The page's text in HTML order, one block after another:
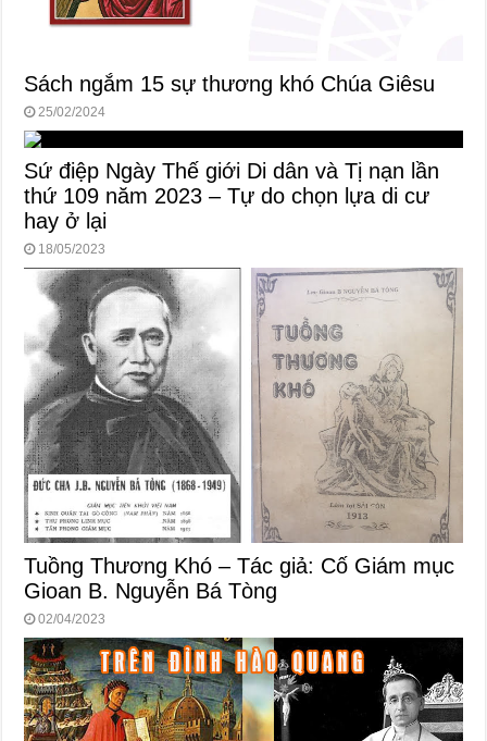
Sách ngắm 15 sự thương khó Chúa Giêsu
25/02/2024
Sứ điệp Ngày Thế giới Di dân và Tị nạn lần
thứ 109 năm 2023 – Tự do chọn lựa di cư
hay ở lại
18/05/2023
Tuồng Thương Khó – Tác giả: Cố Giám mục
Gioan B. Nguyễn Bá Tòng
02/04/2023